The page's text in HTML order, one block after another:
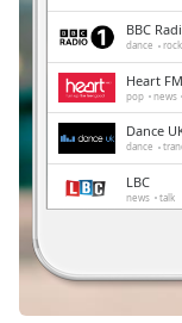
Chapters
Descriptions
descriptions
off,
selected
Subtitles
subtitles
BBC
dance rock
Heart FM
pop news
Dance
dance
LBC
news talk
Gold